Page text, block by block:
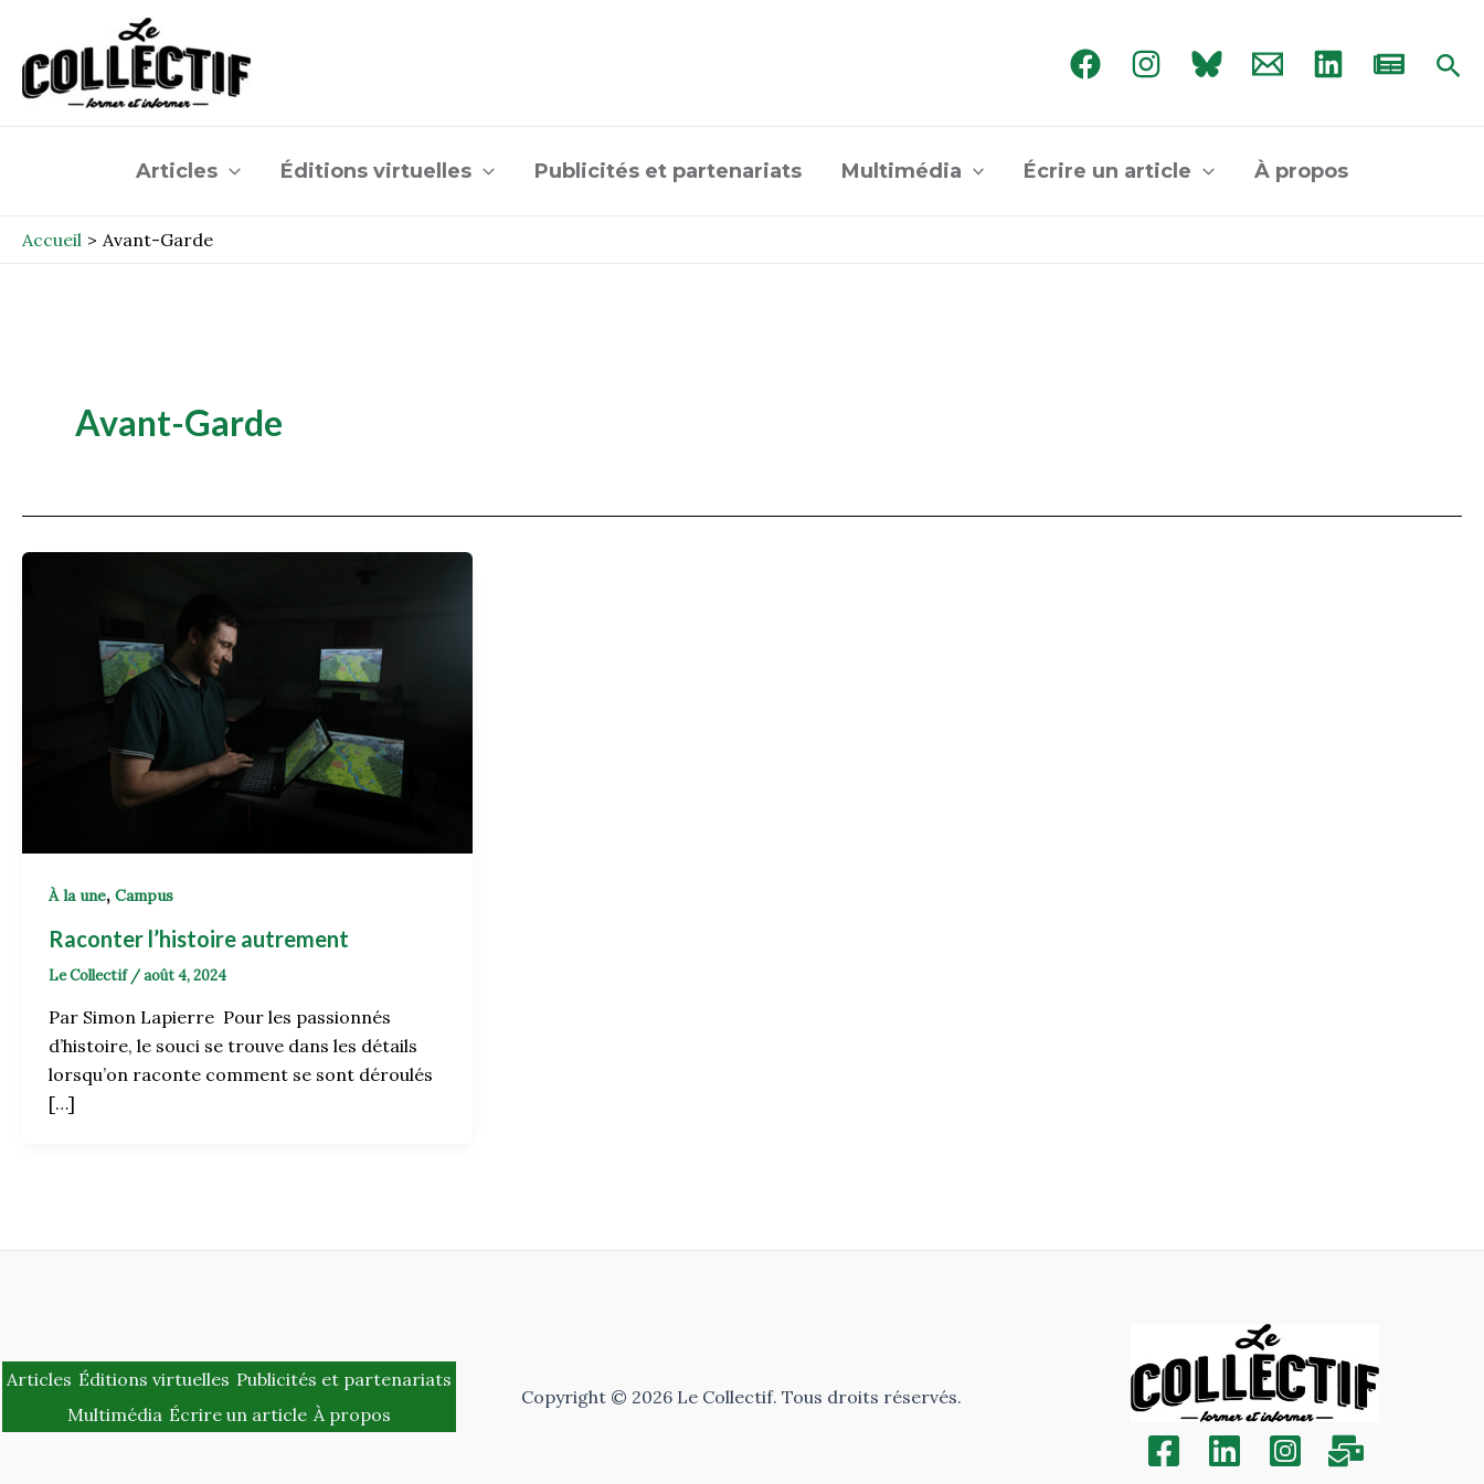
contenu
Articles Éditions virtuelles Publicités et partenariats Multimédia Écrire un article À propos
Accueil Avant-Garde
Avant-Garde
À la une, Campus
Raconter l’histoire autrement
Le Collectif /août 4, 2024
Par Simon Lapierre Pour les passionnés
d’histoire, le souci se trouve dans les détails
lorsqu’on raconte comment se sont déroulés
[…]
Articles Éditions virtuelles Publicités et partenariats
Multimédia Écrire un article À propos
Copyright © 2026 Le Collectif. Tous droits réservés.